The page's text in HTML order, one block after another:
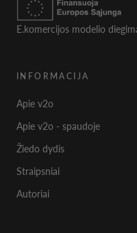
E.komercijos modelio
INFORMACIJA
Apie v2o
Apie v2o - spaudoje
Žiedo dydis
Straipsniai
Autoriai